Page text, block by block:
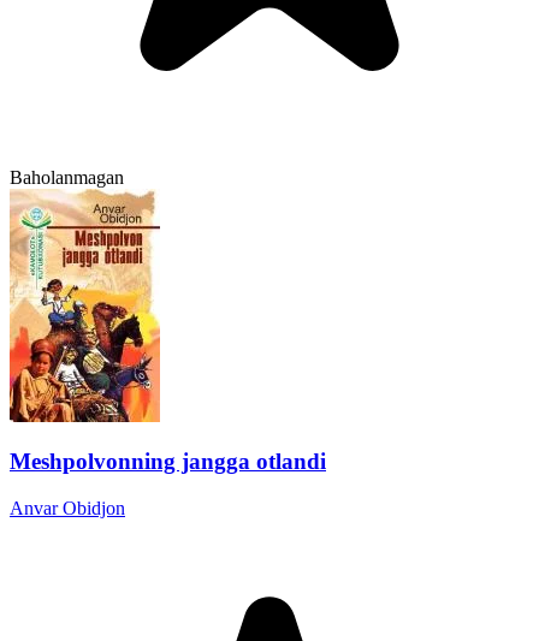
Baholanmagan
Meshpolvonning jangga otlandi
Anvar Obidjon